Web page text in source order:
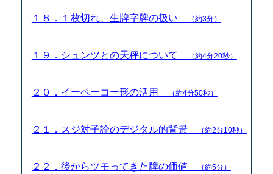
１８．１枚切れ、生牌字牌の扱い （約3分）
１９．シュンツとの天秤について （約4分20秒）
２０．イーペーコー形の活用 （約4分50秒）
２１．スジ対子論のデジタル的背景 （約2分10秒）
２２．後からツモってきた牌の価値 （約5分）